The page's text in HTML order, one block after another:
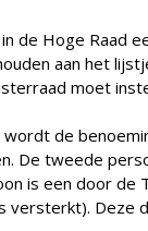
Hoge Raad
aan het
moet
de
tweede
is een door